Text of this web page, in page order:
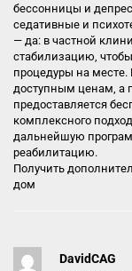
бессонницы и
седативные и
— да: в частной
стабилизацию,
процедуры на месте.
доступным ценам, а
предоставляется
комплексного
дальнейшую
реабилитацию.
Получить
дом
DavidCAG